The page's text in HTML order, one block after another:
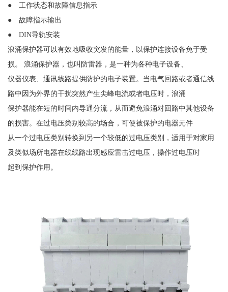
● 工作状态和故障信息指示
● 故障指示输出
● DIN导轨安装
浪涌保护器可以有效地吸收突发的能量，以保护连接设备免于受
损。
浪涌保护器，也叫防雷器，是一种为各种电子设备、
仪器仪表、通讯线路提供防护的电子装置。当电气回路或者通信线
路中因为外界的干扰突然产生尖峰电流或者电压时，浪涌
保护器能在短的时间内导通分流，从而避免浪涌对回路中其他设备
的损害。在过电压类别较高的场合，可使被保护的电器元件
从一个过电压类别转换到另一个较低的过电压类别，适用于对家用
及类似场所电器在线线路出现感应雷击过电压，操作过电压时
起到保护作用。